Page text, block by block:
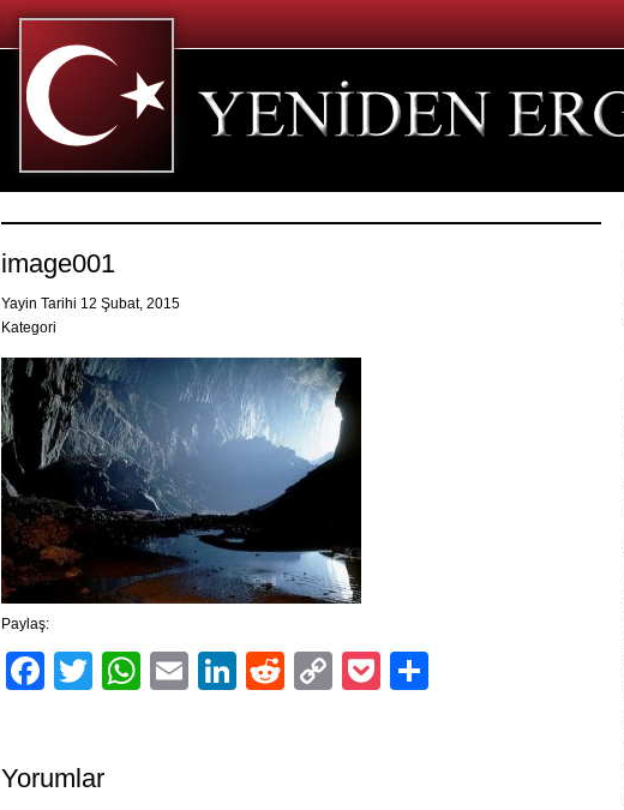
image001
Yayin Tarihi 12 Şubat, 2015
Kategori
Paylaş:
Facebook
TwitterWhatsApp
EmailLinkedIn
RedditCopyPocket
Yorumlar